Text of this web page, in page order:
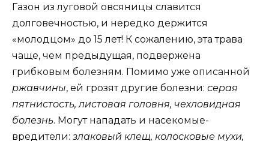
Газон из луговой овсяницы славится
долговечностью, и нередко держится
«молодцом» до 15 лет! К сожалению, эта трава
чаще, чем предыдущая, подвержена
грибковым болезням. Помимо уже описанной
ржавчины, ей грозят другие болезни: серая
пятнистость, листовая головня, чехловидная
болезнь. Могут нападать и насекомые-
вредители: злаковый клещ, колосковые мухи,